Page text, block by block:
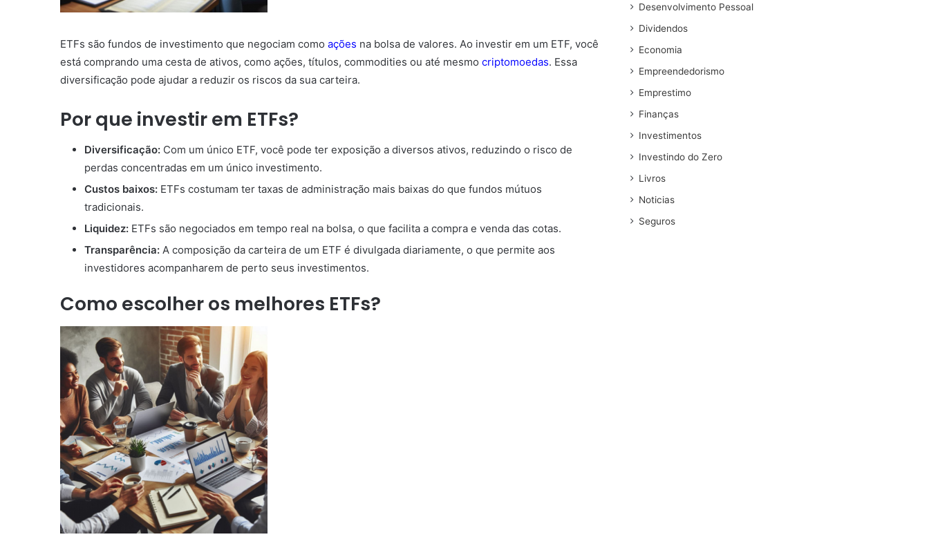
ETFs são fundos de investimento que negociam como ações na bolsa de valores. Ao investir em um ETF, você
está comprando uma cesta de ativos, como ações, títulos, commodities ou até mesmo criptomoedas. Essa
diversificação pode ajudar a reduzir os riscos da sua carteira.
Por que investir em ETFs?
Diversificação: Com um único ETF, você pode ter exposição a diversos ativos, reduzindo o risco de
perdas concentradas em um único investimento.
Custos baixos: ETFs costumam ter taxas de administração mais baixas do que fundos mútuos
tradicionais.
Liquidez: ETFs são negociados em tempo real na bolsa, o que facilita a compra e venda das cotas.
Transparência: A composição da carteira de um ETF é divulgada diariamente, o que permite aos
investidores acompanharem de perto seus investimentos.
Como escolher os melhores ETFs?
Desenvolvimento Pessoal
Dividendos
Economia
Empreendedorismo
Emprestimo
Finanças
Investimentos
Investindo do Zero
Livros
Noticias
Seguros